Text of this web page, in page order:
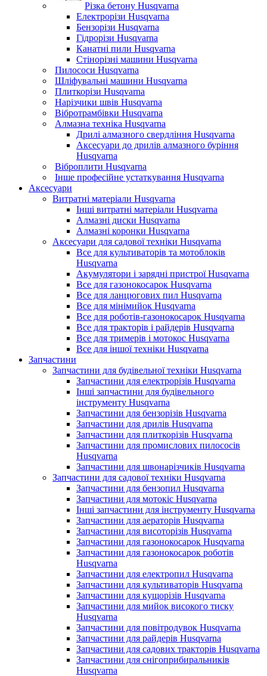
Різка бетону Husqvarna
Електрорізи Husqvarna
Бензорізи Husqvarna
Гідрорізи Husqvarna
Канатні пили Husqvarna
Стінорізні машини Husqvarna
Пилососи Husqvarna
Шліфувальні машини Husqvarna
Плиткорізи Husqvarna
Нарізчики швів Husqvarna
Вібротрамбівки Husqvarna
Алмазна техніка Husqvarna
Дрилі алмазного свердління Husqvarna
Аксесуари до дрилів алмазного буріння
Husqvarna
Віброплити Husqvarna
Інше професійне устаткування Husqvarna
Аксесуари
Витратні матеріали Husqvarna
Інші витратні матеріали Husqvarna
Алмазні диски Husqvarna
Алмазні коронки Husqvarna
Аксесуари для садової техніки Husqvarna
Все для культиваторів та мотоблоків
Husqvarna
Акумулятори і зарядні пристрої Husqvarna
Все для газонокосарок Husqvarna
Все для ланцюгових пил Husqvarna
Все для мінімийок Husqvarna
Все для роботів-газонокосарок Husqvarna
Все для тракторів і райдерів Husqvarna
Все для тримерів і мотокос Husqvarna
Все для іншої техніки Husqvarna
Запчастини
Запчастини для будівельної техніки Husqvarna
Запчастини для електрорізів Husqvarna
Інші запчастини для будівельного
інструменту Husqvarna
Запчастини для бензорізів Husqvarna
Запчастини для дрилів Husqvarna
Запчастини для плиткорізів Husqvarna
Запчастини для промислових пилососів
Husqvarna
Запчастини для швонарізчиків Husqvarna
Запчастини для садової техніки Husqvarna
Запчастини для бензопил Husqvarna
Запчастини для мотокіс Husqvarna
Інші запчастини для інструменту Husqvarna
Запчастини для аераторів Husqvarna
Запчастини для висоторізів Husqvarna
Запчастини для газонокосарок Husqvarna
Запчастини для газонокосарок роботів
Husqvarna
Запчастини для електропил Husqvarna
Запчастини для культиваторів Husqvarna
Запчастини для кущорізів Husqvarna
Запчастини для мийок високого тиску
Husqvarna
Запчастини для повітродувок Husqvarna
Запчастини для райдерів Husqvarna
Запчастини для садових тракторів Husqvarna
Запчастини для снігоприбиральників
Husqvarna